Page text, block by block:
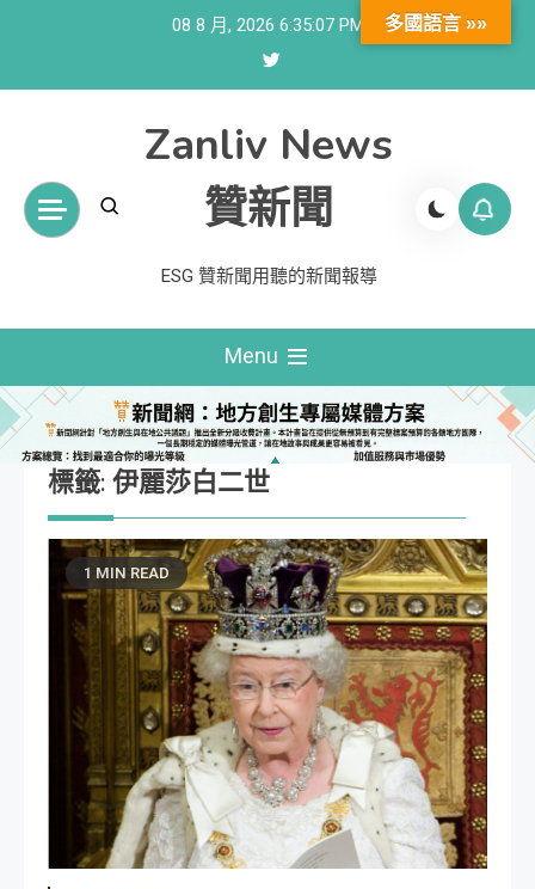
08 8 月, 2026 6:35:08 PM
Zanliv News
贊新聞
ESG 贊新聞用聽的新聞報導
Menu
標籤: 伊麗莎白二世
1 MIN READ
多國語言 »»